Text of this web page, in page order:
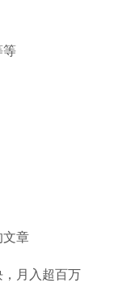
等
文章
月入超百万